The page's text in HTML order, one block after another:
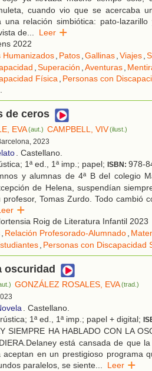
cuando vio que se acercaba
una relación simbiótica: pato-
de... Leer
2022
Humanizados, Patos,Gallinas,Viajes,
,Superación ,Aventuras,
Física, Personas con
.
de ceros
EVA(aut.) CAMPBELL, VIV(ilust.)
2023
. Castellano.
1ª ed., 1ª imp.; papel; ISBN: 978-
y alumnas de 4ª B del colegio
de Helena, suspendían
profesor, Tomas Zurdo. Todo cambió
Roig de Literatura Infantil 2023
, Relación Profesorado-Alumnado,
, Personas con Discapacidad
oscuridad
GONZÁLEZ ROSALES, EVA(trad.)
. Castellano.
1ª ed., 1ª imp.; papel + digital;
SIEMPRE HA HABLADO CON LA
está cansada de que
en un prestigioso programa
paralelos, se siente... Leer